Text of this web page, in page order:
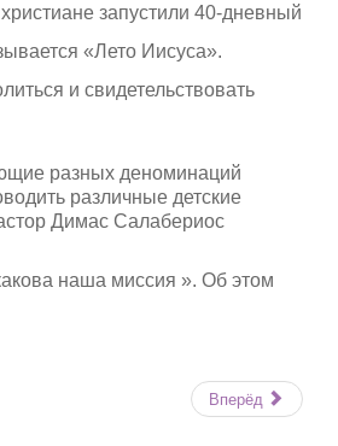
запустили 40-дневный
«Лето Иисуса».
и свидетельствовать
разных деноминаций
различные детские
Димас Салабериос
наша миссия ». Об этом
Вперёд